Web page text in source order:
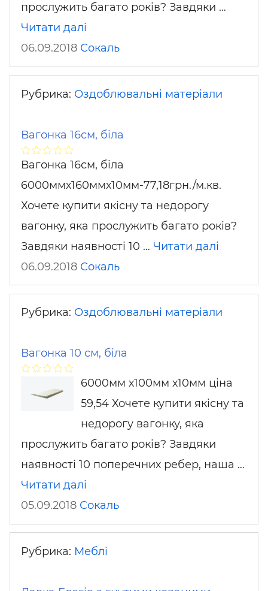
прослужить багато років? Завдяки …
Читати далі
06.09.2018 Сокаль
Рубрика: Оздоблювальні матеріали
Вагонка 16см, біла
Вагонка 16см, біла
6000ммх160ммх10мм-77,18грн./м.кв.
Хочете купити якісну та недорогу
вагонку, яка прослужить багато років?
Завдяки наявності 10 … Читати далі
06.09.2018 Сокаль
Рубрика: Оздоблювальні матеріали
Вагонка 10 см, біла
6000мм х100мм х10мм ціна
59,54 Хочете купити якісну та
недорогу вагонку, яка
прослужить багато років? Завдяки
наявності 10 поперечних ребер, наша …
Читати далі
05.09.2018 Сокаль
Рубрика: Меблі